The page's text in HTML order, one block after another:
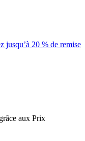
jusqu’à 20 % de remise
aux Prix